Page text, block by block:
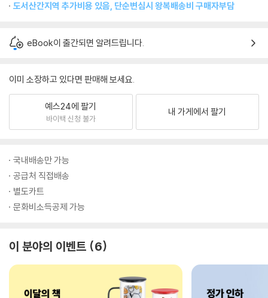
도서산간지역 추가비용 있음, 단순변심시 왕복배송비 구매자부담
eBook이 출간되면 알려드립니다.
이미 소장하고 있다면 판매해 보세요.
예스24에 팔기
바이백 신청 불가
내 가게에서 팔기
국내배송만 가능
공급처 직접배송
별도카트
문화비소득공제 가능
이 분야의 이벤트 6